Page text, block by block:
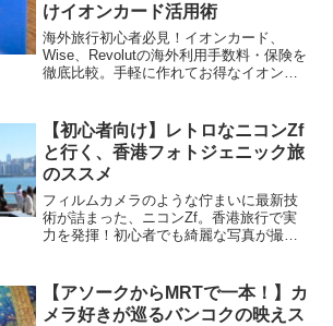
けイオンカード活用術
海外旅行初心者必見！イオンカード、
Wise、Revolutの海外利用手数料・保険を
徹底比較。手軽に作れてお得なイオンカ
【初心者向け】レトロなニコンZf
と行く、香港フォトジェニック旅
のススメ
フィルムカメラのような佇まいに最新技
術が詰まった、ニコンZf。香港旅行で実
力を発揮！初心者でも綺麗な写真が撮れ
風景を探しに行こう。
【アソークからMRTで一本！】カ
メラ好きが巡るバンコクの映えス